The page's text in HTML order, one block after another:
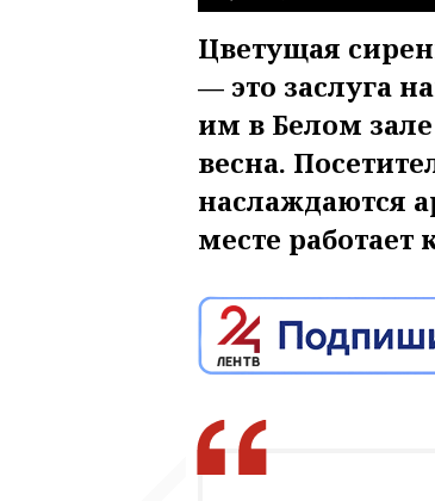
Цветущая
— это заслуга
им в Белом
весна.
наслаждаются
месте работает